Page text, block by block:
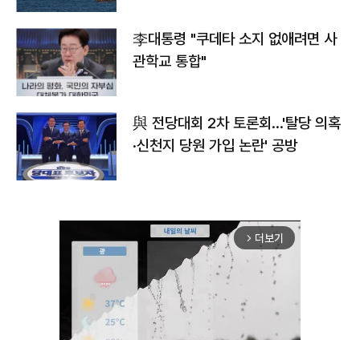
李대통령 "쿠데타 소지 없애려면 사
관학교 통합"
與 전당대회 2차 토론회…'탈당 의혹
·신천지 당원 가입 논란' 공방
arrow_forward_ios 더보기